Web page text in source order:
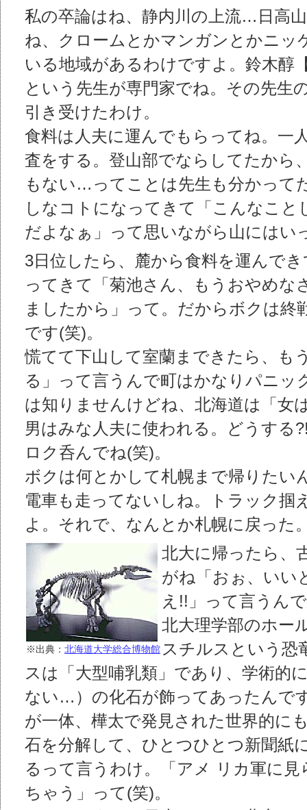
私の卒論はね、静内川の上流…日高
ね、クロームとかマンガンとかニッ
いる地域があるわけですよ。鈴木醇
という先生が専門家でね。その先生
引き受けたわけ。
食料は人夫に運んでもらってね。一
査をする。登山部でならしてたから
もない…ってことは先生も分かって
しなコトになってきて「こんなこと
だよなぁ」って思いながら山にはい
3日位したら、麓から食料を運んで
ってきて「菊池さん、もうおやめな
ましたから」って。だからボクは終
です(笑)。
慌てて下山して室蘭まできたら、も
る」って言うんで町はかなりパニッ
は知りませんけどね、北海道は「女
男はみな人夫に使われる。どうする
ロク呑んでね(笑)。
ボクは何とかして札幌まで帰りたい
電車も走ってないしね。トラック掴
よ。それで、なんとか札幌に戻った
※出典： 北海道大学総合博物館
北大に帰ったら、
がね「おぉ、いい
え!!」って言うん
北大理学部のホー
スチルスという恐
スは「大型哺乳類」であり、学術的
ない…）の化石が飾ってあったんで
が一体、樺太で発見された世界的に
石を分解して、ひとつひとつ新聞紙
るって言うわけ。「アメ リカ軍に
ちゃう」って(笑)。